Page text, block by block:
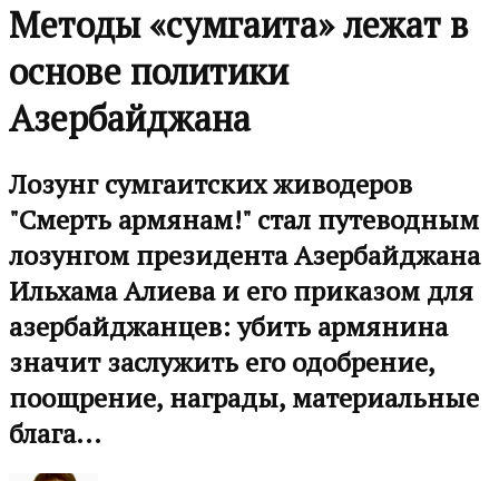
Методы «сумгаита» лежат в
основе политики
Азербайджана
Лозунг сумгаитских живодеров
"Смерть армянам!" стал путеводным
лозунгом президента Азербайджана
Ильхама Алиева и его приказом для
азербайджанцев: убить армянина
значит заслужить его одобрение,
поощрение, награды, материальные
блага...